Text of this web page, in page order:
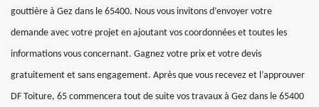
gouttière à Gez dans le 65400. Nous vous invitons d’envoyer votre
demande avec votre projet en ajoutant vos coordonnées et toutes les
informations vous concernant. Gagnez votre prix et votre devis
gratuitement et sans engagement. Après que vous recevez et l’approuver
DF Toiture, 65 commencera tout de suite vos travaux à Gez dans le 65400